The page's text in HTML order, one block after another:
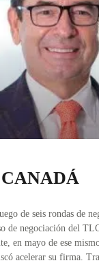
de seis rondas de
de negociación del
en mayo de ese
acelerar su firma.